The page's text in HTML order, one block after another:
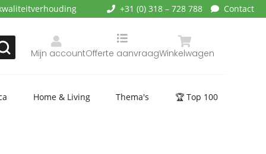
+31 (0) 318 – 728 788 Contact
Mijn account Winkelwagen
Offerte aanvraag
Home & Living Thema's 🏆 Top 100